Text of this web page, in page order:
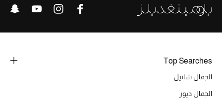
ما وصلنا حديثاً
ركن أناقة المنتجعات
Top Searches
الجمال شانيل
الجمال ديور